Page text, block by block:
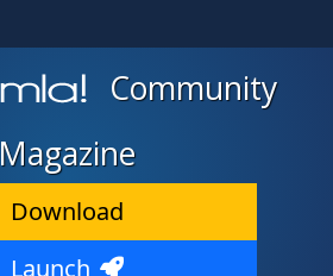
Community
Magazine
Download
Launch